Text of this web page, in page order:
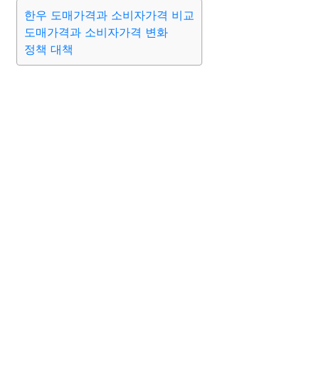
한우 도매가격과 소비자가격 비교
도매가격과 소비자가격 변화
정책 대책